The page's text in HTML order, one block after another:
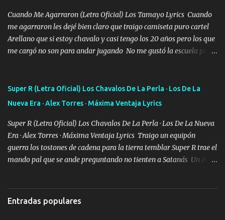
www.elnorteduro.com "Mi familia es lo primero mis hijos cua...
Cuando Me Agarraron (Letra Oficial) Los Tamayo Lyrics Cuando
me agarraron les dejé bien claro que traigo camiseta puro cartel
Arellano que si estoy chavalo y casi tengo los 20 años pero los que
me cargó no son para andar jugando No me gustó la escuela pero
firme el legado que si como me llamó varios ya se han preguntado
Yo Soy El De Las Pacas Sobrino Del Brazo Armad0 Con mi Glock
mando un abrazo andamos al cien Choritas también Música
Ando en la colonia bien acelerado traigo un M2 que nunca me ha
fallado para mi compadre mandó un fuerte abrazo también al
Especial sabe que lo apreciamos En los mejores antros me verán
lo que hablo Entre lob...
Super R (Letra Oficial) Los Chavalos De La Perla · Los De La
Nueva Era · Alex Torres · Máxima Ventaja Lyrics
Super R (Letra Oficial) Los Chavalos De La Perla · Los De La Nueva
Era · Alex Torres · Máxima Ventaja Lyrics Traigo un equipón
guerra los tostones de cadena para la tierra temblar Super R trae el
mando pal que se ande preguntando no tienten a Satanás Un día
si les voy a p'elear POR EL SEÑOR DE LOS GALLOS saben que la
vida damos ya se lo fui a demostrar por ahí me ven bien equipado
Entradas populares